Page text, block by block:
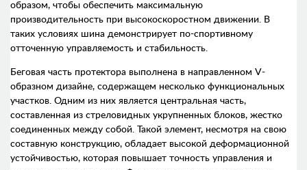
образом, чтобы обеспечить максимальную
производительность при высокоскоростном движении. В
таких условиях шина демонстрирует по-спортивному
отточенную управляемость и стабильность.
Беговая часть протектора выполнена в направленном V-
образном дизайне, содержащем несколько функциональных
участков. Одним из них является центральная часть,
составленная из стреловидных укрупненных блоков, жестко
соединенных между собой. Такой элемент, несмотря на свою
составную конструкцию, обладает высокой деформационной
устойчивостью, которая повышает точность управления и